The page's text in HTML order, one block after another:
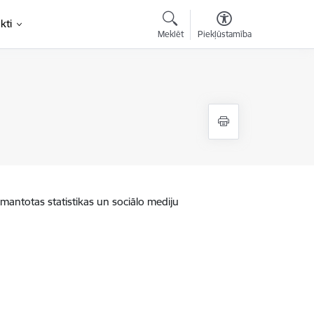
Meklēt Piekļūstamība
statistikas un sociālo mediju